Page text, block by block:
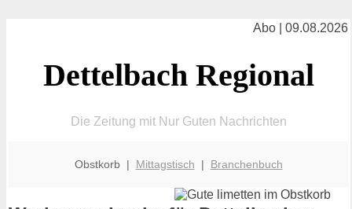
Abo | 09.08.2026
Dettelbach Regional
Die Zeitung mit Nur Guten Nachrichten
Obstkorb | Mittagstisch | Branchenbuch